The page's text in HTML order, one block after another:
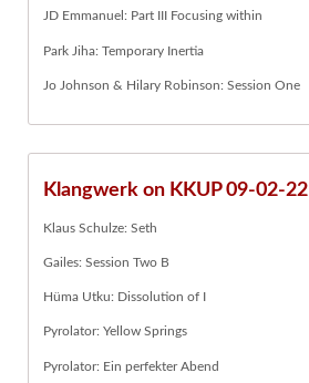
JD Emmanuel: Part III Focusing within
Park Jiha: Temporary Inertia
Jo Johnson & Hilary Robinson: Session One
Klangwerk on KKUP 09-02-22
Klaus Schulze: Seth
Gailes: Session Two B
Hüma Utku: Dissolution of I
Pyrolator: Yellow Springs
Pyrolator: Ein perfekter Abend